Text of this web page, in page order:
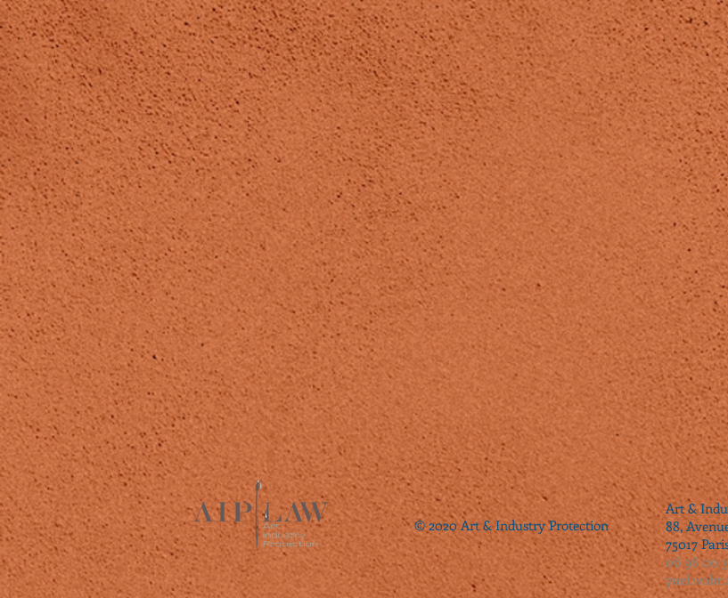
© 2020 Art & Industry Protection
Art &
88,
75017
06 98 00